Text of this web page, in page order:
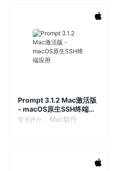
Prompt 3.1.2 Mac激活版
- macOS原生SSH终端应
用
暂无评分 Mac软件